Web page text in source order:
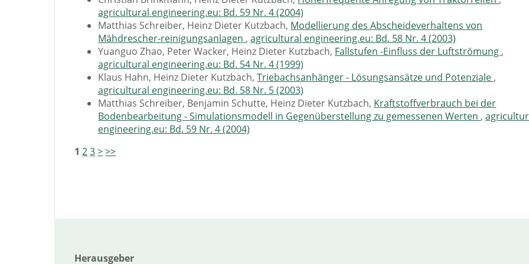
agricultural engineering.eu: Bd. 59 Nr. 4 (2004)
Matthias Schreiber, Heinz Dieter Kutzbach, Modellierung des Abscheideverhaltens von
Mähdrescher-reinigungsanlagen ,agricultural engineering.eu: Bd. 58 Nr. 4 (2003)
Yuanguo Zhao, Peter Wacker, Heinz Dieter Kutzbach, Fallstufen -Einfluss der Luftströmung ,
agricultural engineering.eu: Bd. 54 Nr. 4 (1999)
Klaus Hahn, Heinz Dieter Kutzbach,Triebachsanhänger - Lösungsansätze und Potenziale ,
agricultural engineering.eu: Bd. 58 Nr. 5 (2003)
Matthias Schreiber, Benjamin Schutte, Heinz Dieter Kutzbach, Kraftstoffverbrauch bei der
Bodenbearbeitung - Simulationsmodell in Gegenüberstellung zu gemessenen Werten ,
engineering.eu: Bd. 59 Nr. 4 (2004)
1 23>>>
Herausgeber